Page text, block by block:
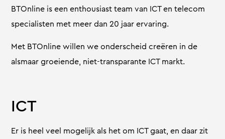
BTOnline is een enthousiast team van ICT en telecom
specialisten met meer dan 20 jaar ervaring.
Met BTOnline willen we onderscheid creëren in de
alsmaar groeiende, niet-transparante ICT markt.
ICT
Er is heel veel mogelijk als het om ICT gaat, en daar zit